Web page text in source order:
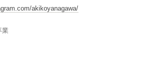
akikoyanagawa/
業